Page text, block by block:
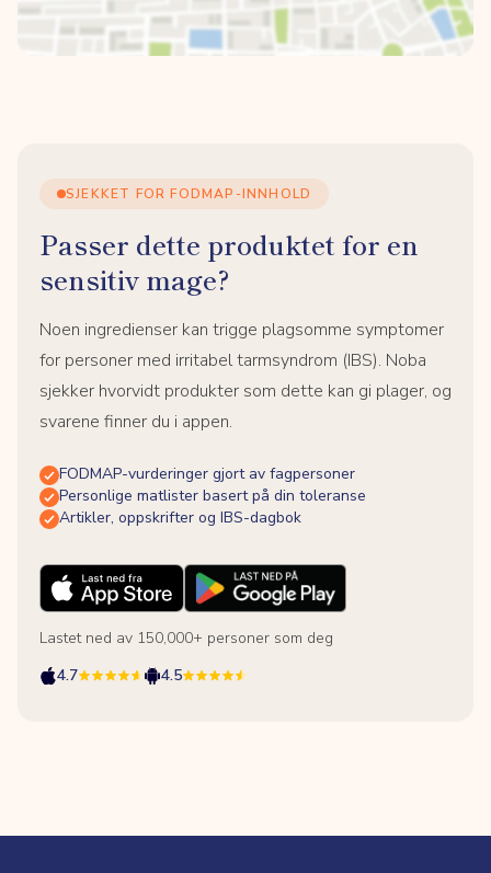
SJEKKET FOR FODMAP-INNHOLD
Passer dette produktet for en
sensitiv mage?
Noen ingredienser kan trigge plagsomme symptomer
for personer med irritabel tarmsyndrom (IBS). Noba
sjekker hvorvidt produkter som dette kan gi plager, og
svarene finner du i appen.
FODMAP-vurderinger gjort av fagpersoner
Personlige matlister basert på din toleranse
Artikler, oppskrifter og IBS-dagbok
Lastet ned av 150,000+ personer som deg
4.7
4.5